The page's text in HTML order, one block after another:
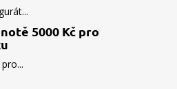
5000 Kč pro